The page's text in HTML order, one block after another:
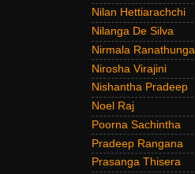
Nilan Hettiarachchi
Nilanga De Silva
Nirmala Ranathunga
Nirosha Virajini
Nishantha Pradeep
Noel Raj
Poorna Sachintha
Pradeep Rangana
Prasanga Thisera